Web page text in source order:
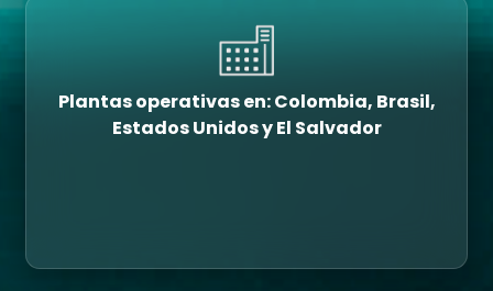
Plantas operativas en: Colombia, Brasil,
Estados Unidos y El Salvador